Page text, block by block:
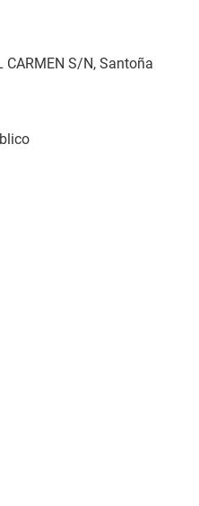
CARMEN S/N, Santoña